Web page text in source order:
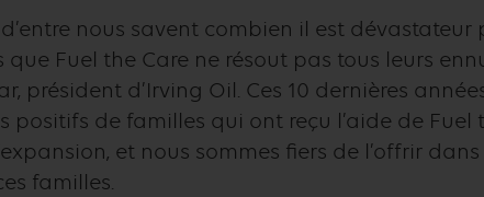
nous savent combien il est
que Fuel the Care ne résout pas tous leurs
président d’Irving Oil. Ces 10 dernières
positifs de familles qui ont reçu l’aide de
et nous sommes fiers de l’offrir
familles.